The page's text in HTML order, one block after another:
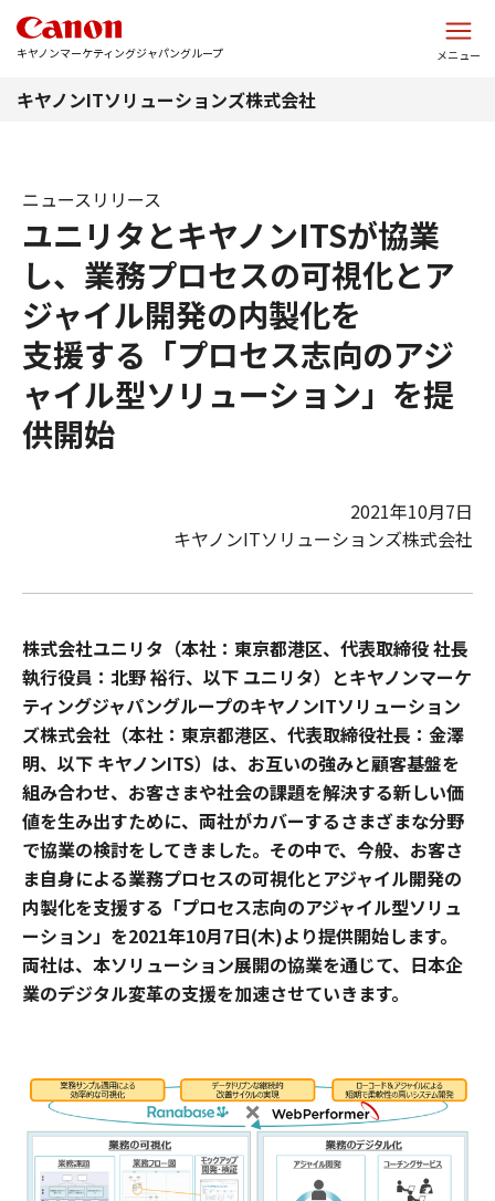
キヤノンマーケティングジャパングループ メニュー
キヤノンITソリューションズ株式会社
ユニリタとキヤノンITSが協業
し、業務プロセスの可視化とア
ジャイル開発の内製化を
支援する「プロセス志向のアジ
ャイル型ソリューション」を提
供開始
ニュースリリース
2021年10月7日
キヤノンITソリューションズ株式会社
株式会社ユニリタ（本社：東京都港区、代表取締役 社長
執行役員：北野 裕行、以下 ユニリタ）とキヤノンマーケ
ティングジャパングループのキヤノンITソリューション
ズ株式会社（本社：東京都港区、代表取締役社長：金澤
明、以下 キヤノンITS）は、お互いの強みと顧客基盤を
組み合わせ、お客さまや社会の課題を解決する新しい価
値を生み出すために、両社がカバーするさまざまな分野
で協業の検討をしてきました。その中で、今般、お客さ
ま自身による業務プロセスの可視化とアジャイル開発の
内製化を支援する「プロセス志向のアジャイル型ソリュ
ーション」を2021年10月7日(木)より提供開始します。
両社は、本ソリューション展開の協業を通じて、日本企
業のデジタル変革の支援を加速させていきます。